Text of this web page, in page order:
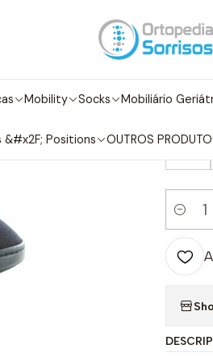
Mobility Socks Mobiliário
Positions OUTROS
Comfort shoes
SIZES /
Quantity